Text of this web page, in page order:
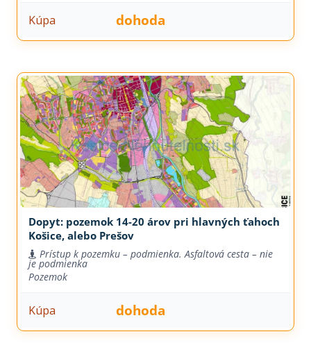
Kúpa dohoda
Dopyt: pozemok 14-20 árov pri hlavných ťahoch
Košice, alebo Prešov
Prístup k pozemku – podmienka. Asfaltová cesta – nie
je podmienka
Pozemok
Kúpa dohoda